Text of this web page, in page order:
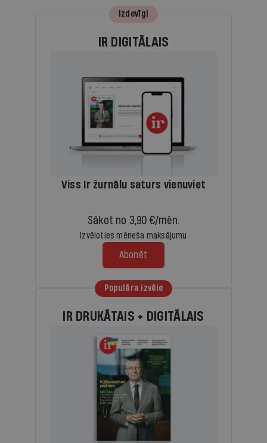
Izdevīgi
IR DIGITĀLAIS
Viss Ir žurnālu saturs vienuviet
Sākot no 3,90 €/mēn.
Izvēloties mēneša maksājumu
Abonēt
Populāra izvēle
IR DRUKĀTAIS + DIGITĀLAIS